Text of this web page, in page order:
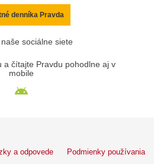
denníka Pravda
sociálne siete
a čítajte Pravdu pohodlne aj v
mobile
a odpovede Podmienky používania